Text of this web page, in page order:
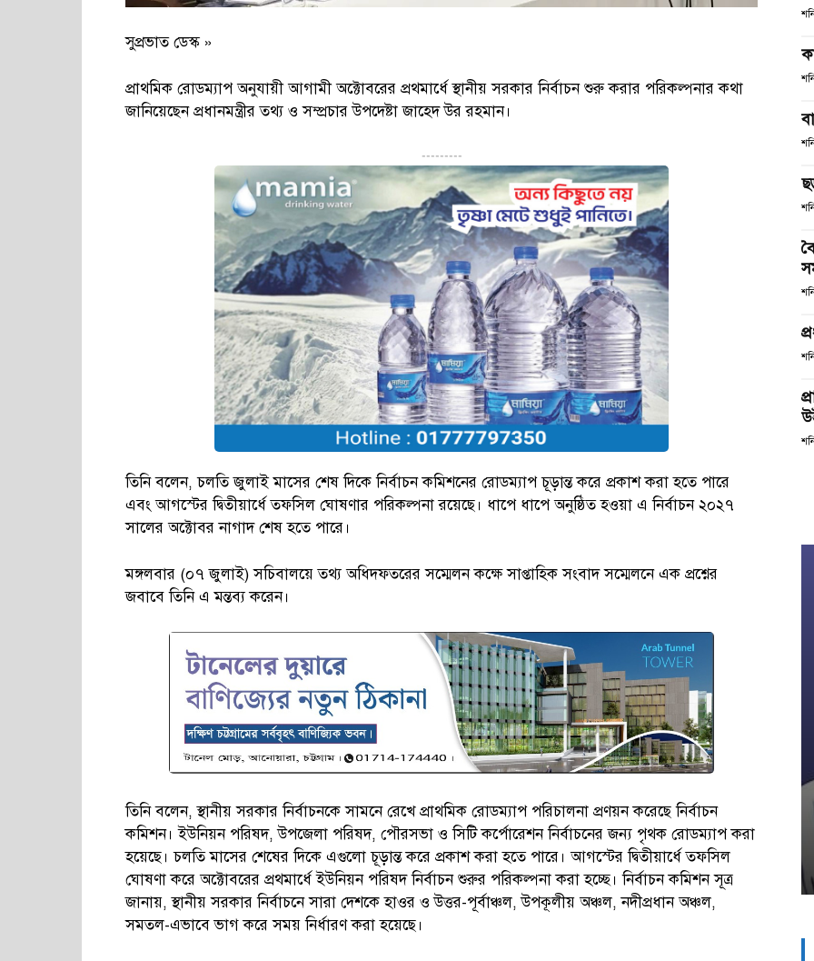
সুপ্রভাত ডেস্ক »
প্রাথমিক রোডম্যাপ অনুযায়ী আগামী অক্টোবরের প্রথমার্ধে স্থানীয় সরকার নির্বাচন শুরু করার পরিকল্পনার কথা
জানিয়েছেন প্রধানমন্ত্রীর তথ্য ও সম্প্রচার উপদেষ্টা জাহেদ উর রহমান।
---------
তিনি বলেন, চলতি জুলাই মাসের শেষ দিকে নির্বাচন কমিশনের রোডম্যাপ চূড়ান্ত করে প্রকাশ করা হতে পারে
এবং আগস্টের দ্বিতীয়ার্ধে তফসিল ঘোষণার পরিকল্পনা রয়েছে। ধাপে ধাপে অনুষ্ঠিত হওয়া এ নির্বাচন ২০২৭
সালের অক্টোবর নাগাদ শেষ হতে পারে।
মঙ্গলবার (০৭ জুলাই) সচিবালয়ে তথ্য অধিদফতরের সম্মেলন কক্ষে সাপ্তাহিক সংবাদ সম্মেলনে এক প্রশ্নের
জবাবে তিনি এ মন্তব্য করেন।
তিনি বলেন, স্থানীয় সরকার নির্বাচনকে সামনে রেখে প্রাথমিক রোডম্যাপ পরিচালনা প্রণয়ন করেছে নির্বাচন
কমিশন। ইউনিয়ন পরিষদ, উপজেলা পরিষদ, পৌরসভা ও সিটি কর্পোরেশন নির্বাচনের জন্য পৃথক রোডম্যাপ করা
হয়েছে। চলতি মাসের শেষের দিকে এগুলো চূড়ান্ত করে প্রকাশ করা হতে পারে। আগস্টের দ্বিতীয়ার্ধে তফসিল
ঘোষণা করে অক্টোবরের প্রথমার্ধে ইউনিয়ন পরিষদ নির্বাচন শুরুর পরিকল্পনা করা হচ্ছে। নির্বাচন কমিশন সূত্র
জানায়, স্থানীয় সরকার নির্বাচনে সারা দেশকে হাওর ও উত্তর-পূর্বাঞ্চল, উপকূলীয় অঞ্চল, নদীপ্রধান অঞ্চল,
সমতল-এভাবে ভাগ করে সময় নির্ধারণ করা হয়েছে।